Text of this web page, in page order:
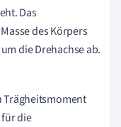
Das
des Körpers
die Drehachse ab.
Trägheitsmoment
für die